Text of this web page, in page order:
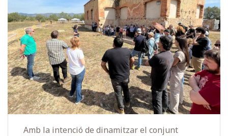
Amb la intenció de dinamitzar el conjunt